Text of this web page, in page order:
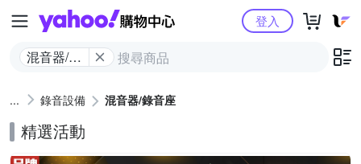
Yahoo購物中心
混音器/錄
登入
錄音設備 混音器/錄音座
精選活動